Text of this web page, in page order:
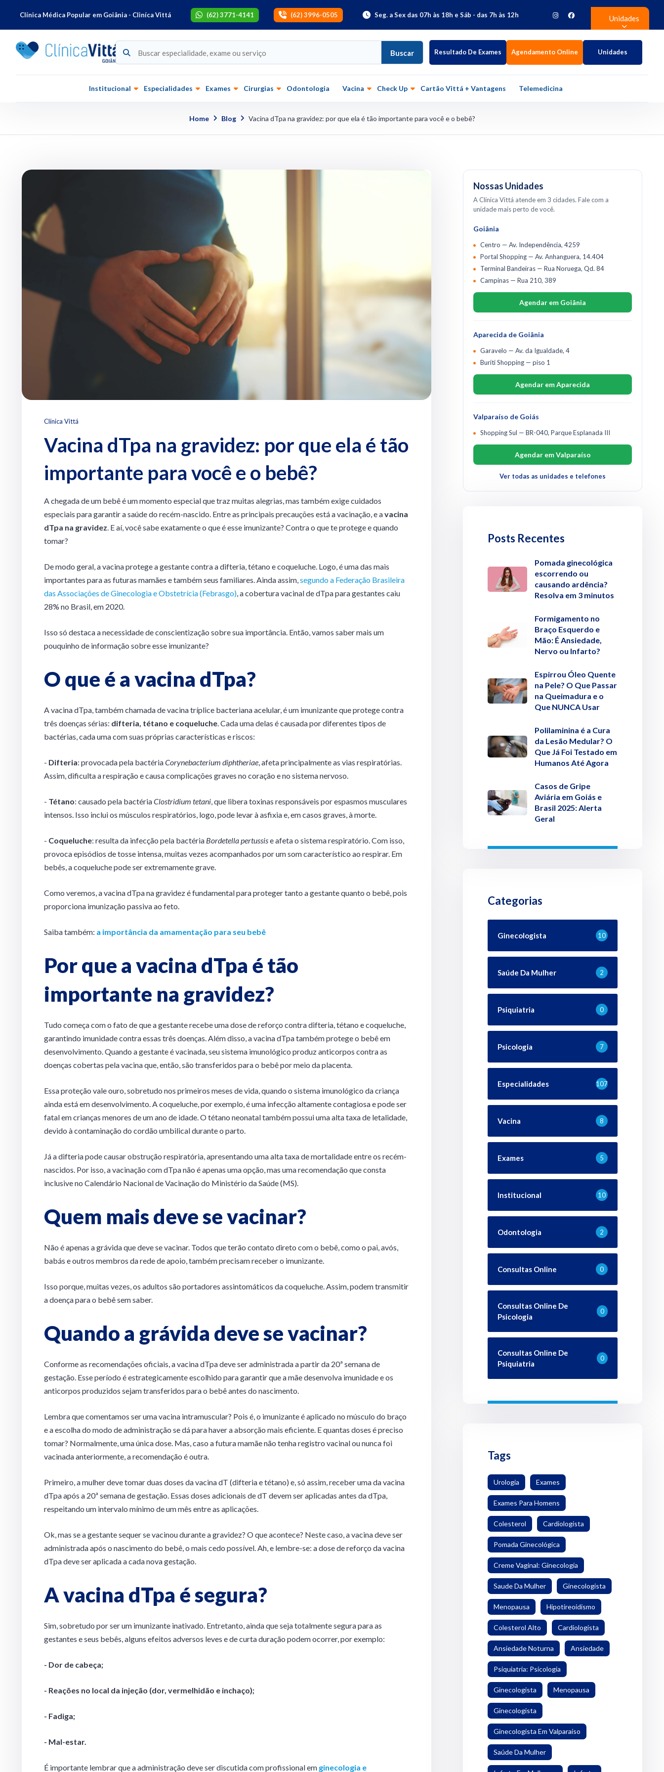
Clínica Médica Popular em Goiânia - Cliníca Vittá (62) 3771-4141 (62) 3996-0505 Seg. a Sex das 07h às 18h e Sáb - das 7h às 12h Unidades
Buscar Resultado De Exames Agendamento Online Unidades
Institucional Especialidades Exames Cirurgias Odontologia Vacina Check Up Cartão Vittá + Vantagens Telemedicina
Home Blog Vacina dTpa na gravidez: por que ela é tão importante para você e o bebê?
Clínica Vittá
Vacina dTpa na gravidez: por que ela é tão
importante para você e o bebê?
A chegada de um bebê é um momento especial que traz muitas alegrias, mas também exige cuidados
especiais para garantir a saúde do recém-nascido. Entre as principais precauções está a vacinação, e avacina
dTpa na gravidez. E aí, você sabe exatamente o que é esse imunizante? Contra o que te protege e quando
tomar?
De modo geral, a vacina protege a gestante contra a difteria, tétano e coqueluche. Logo, é uma das mais
importantes para as futuras mamães e também seus familiares. Ainda assim,segundo a Federação Brasileira
das Associações de Ginecologia e Obstetrícia (Febrasgo), a cobertura vacinal de dTpa para gestantes caiu
28% no Brasil, em 2020.
Isso só destaca a necessidade de conscientização sobre sua importância. Então, vamos saber mais um
pouquinho de informação sobre esse imunizante?
O que é a vacina dTpa?
A vacina dTpa, também chamada de vacina tríplice bacteriana acelular, é um imunizante que protege contra
três doenças sérias: difteria, tétano e coqueluche. Cada uma delas é causada por diferentes tipos de
bactérias, cada uma com suas próprias características e riscos:
- Difteria: provocada pela bactériaCorynebacterium diphtheriae, afeta principalmente as vias respiratórias.
Assim, dificulta a respiração e causa complicações graves no coração e no sistema nervoso.
- Tétano: causado pela bactériaClostridium tetani, que libera toxinas responsáveis por espasmos musculares
intensos. Isso inclui os músculos respiratórios, logo, pode levar à asfixia e, em casos graves, à morte.
- Coqueluche: resulta da infecção pela bactéria Bordetella pertussise afeta o sistema respiratório. Com isso,
provoca episódios de tosse intensa, muitas vezes acompanhados por um som característico ao respirar. Em
bebês, a coqueluche pode ser extremamente grave.
Como veremos, a vacina dTpa na gravidez é fundamental para proteger tanto a gestante quanto o bebê, pois
proporciona imunização passiva ao feto.
Saiba também: a importância da amamentação para seu bebê
Por que a vacina dTpa é tão
importante na gravidez?
Tudo começa com o fato de que a gestante recebe uma dose de reforço contra difteria, tétano e coqueluche,
garantindo imunidade contra essas três doenças. Além disso, a vacina dTpa também protege o bebê em
desenvolvimento. Quando a gestante é vacinada, seu sistema imunológico produz anticorpos contra as
doenças cobertas pela vacina que, então, são transferidos para o bebê por meio da placenta.
Essa proteção vale ouro, sobretudo nos primeiros meses de vida, quando o sistema imunológico da criança
ainda está em desenvolvimento. A coqueluche, por exemplo, é uma infecção altamente contagiosa e pode ser
fatal em crianças menores de um ano de idade. O tétano neonatal também possui uma alta taxa de letalidade,
devido à contaminação do cordão umbilical durante o parto.
Já a difteria pode causar obstrução respiratória, apresentando uma alta taxa de mortalidade entre os recém-
nascidos. Por isso, a vacinação com dTpa não é apenas uma opção, mas uma recomendação que consta
inclusive no Calendário Nacional de Vacinação do Ministério da Saúde (MS).
Quem mais deve se vacinar?
Não é apenas a grávida que deve se vacinar. Todos que terão contato direto com o bebê, como o pai, avós,
babás e outros membros da rede de apoio, também precisam receber o imunizante.
Isso porque, muitas vezes, os adultos são portadores assintomáticos da coqueluche. Assim, podem transmitir
a doença para o bebê sem saber.
Quando a grávida deve se vacinar?
Conforme as recomendações oficiais, a vacina dTpa deve ser administrada a partir da 20ª semana de
gestação. Esse período é estrategicamente escolhido para garantir que a mãe desenvolva imunidade e os
anticorpos produzidos sejam transferidos para o bebê antes do nascimento.
Lembra que comentamos ser uma vacina intramuscular? Pois é, o imunizante é aplicado no músculo do braço
e a escolha do modo de administração se dá para haver a absorção mais eficiente. E quantas doses é preciso
tomar? Normalmente, uma única dose. Mas, caso a futura mamãe não tenha registro vacinal ou nunca foi
vacinada anteriormente, a recomendação é outra.
Primeiro, a mulher deve tomar duas doses da vacina dT (difteria e tétano) e, só assim, receber uma da vacina
dTpa após a 20ª semana de gestação. Essas doses adicionais de dT devem ser aplicadas antes da dTpa,
respeitando um intervalo mínimo de um mês entre as aplicações.
Ok, mas se a gestante sequer se vacinou durante a gravidez? O que acontece? Neste caso, a vacina deve ser
administrada após o nascimento do bebê, o mais cedo possível. Ah, e lembre-se: a dose de reforço da vacina
dTpa deve ser aplicada a cada nova gestação.
A vacina dTpa é segura?
Sim, sobretudo por ser um imunizante inativado. Entretanto, ainda que seja totalmente segura para as
gestantes e seus bebês, alguns efeitos adversos leves e de curta duração podem ocorrer, por exemplo:
- Dor de cabeça;
- Reações no local da injeção (dor, vermelhidão e inchaço);
- Fadiga;
- Mal-estar.
É importante lembrar que a administração deve ser discutida com profissional em ginecologia e
Nossas Unidades
A Clínica Vittá atende em 3 cidades. Fale com a
unidade mais perto de você.
Goiânia
Centro — Av. Independência, 4259
Portal Shopping — Av. Anhanguera, 14.404
Terminal Bandeiras — Rua Noruega, Qd. 84
Campinas — Rua 210, 389
Agendar em Goiânia
Aparecida de Goiânia
Garavelo — Av. da Igualdade, 4
Buriti Shopping — piso 1
Agendar em Aparecida
Valparaíso de Goiás
Shopping Sul — BR-040, Parque Esplanada III
Agendar em Valparaíso
Ver todas as unidades e telefones
Posts Recentes
Pomada ginecológica
escorrendo ou
causando ardência?
Resolva em 3 minutos
Formigamento no
Braço Esquerdo e
Mão: É Ansiedade,
Nervo ou Infarto?
Espirrou Óleo Quente
na Pele? O Que Passar
na Queimadura e o
Que NUNCA Usar
Polilaminina é a Cura
da Lesão Medular? O
Que Já Foi Testado em
Humanos Até Agora
Casos de Gripe
Aviária em Goiás e
Brasil 2025: Alerta
Geral
Categorias
Ginecologista 10
Saúde Da Mulher 2
Psiquiatria 0
Psicologia 7
Especialidades 107
Vacina 8
Exames 5
Institucional 10
Odontologia 2
Consultas Online 0
Consultas Online De
Psicologia
0
Consultas Online De
Psiquiatria
0
Tags
Urologia Exames
Exames Para Homens
Colesterol Cardiologista
Pomada Ginecológica
Creme Vaginal: Ginecologia
Saude Da Mulher Ginecologista
Menopausa Hipotireoidismo
Colesterol Alto Cardiologista
Ansiedade Noturna Ansiedade
Psiquiatria: Psicologia
Ginecologista Menopausa
Ginecologista
Ginecologista Em Valparaíso
Saúde Da Mulher